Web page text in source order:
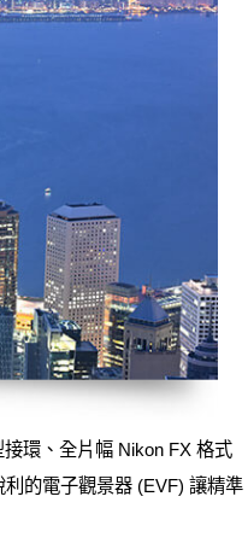
環、全片幅 Nikon FX 格式
的電子觀景器 (EVF) 讓精準